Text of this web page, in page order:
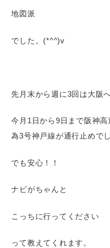
地図派
でした。(*^^)v
先月末から週に3回は大阪
今月1日から9日まで阪神
為3号神戸線が通行止めでし
でも安心！！
ナビがちゃんと
こっちに行ってください
って教えてくれます。